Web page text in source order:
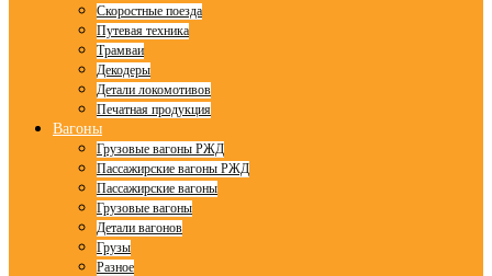
Скоростные поезда
Путевая техника
Трамваи
Декодеры
Детали локомотивов
Печатная продукция
Вагоны
Грузовые вагоны РЖД
Пассажирские вагоны РЖД
Пассажирские вагоны
Грузовые вагоны
Детали вагонов
Грузы
Разное